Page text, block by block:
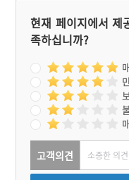
현재 페이지에서 제
족하십니까?
고객의견